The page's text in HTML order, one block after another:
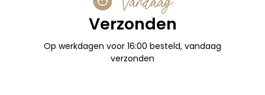
Verzonden
Op werkdagen voor 16:00 besteld, vandaag
verzonden